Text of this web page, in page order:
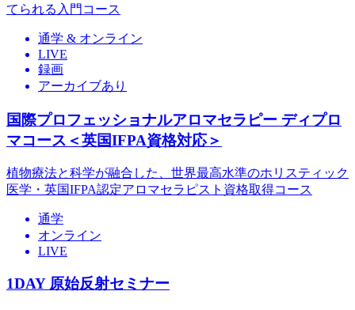
てられる入門コース
通学 & オンライン
LIVE
録画
アーカイブあり
国際プロフェッショナルアロマセラピー ディプロ
マコース＜英国IFPA資格対応＞
植物療法と科学が融合した、世界最高水準のホリスティック
医学・英国IFPA認定アロマセラピスト資格取得コース
通学
オンライン
LIVE
1DAY 原始反射セミナー